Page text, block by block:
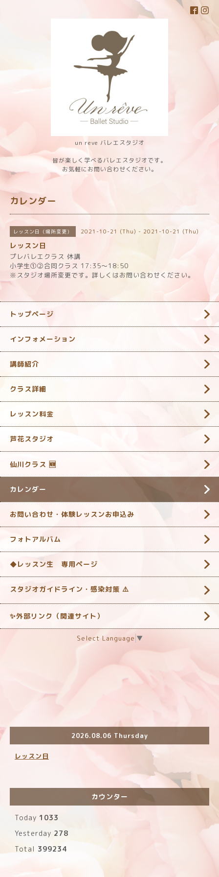
un reve バレエスタジオ
皆が楽しく学べるバレエスタジオです。
お気軽にお問い合わせください。
カレンダー
レッスン日（場所変更） 2021-10-21 (Thu) - 2021-10-21 (Thu)
レッスン日
プレバレエクラス 休講
小学生①②合同クラス 17:35〜18:50
※スタジオ場所変更です。詳しくはお問い合わせください。
トップページ
インフォメーション
講師紹介
クラス詳細
レッスン料金
芦花スタジオ
仙川クラス 🆕
カレンダー
お問い合わせ・体験レッスンお申込み
フォトアルバム
◆レッスン生 専用ページ
スタジオガイドライン・感染対策 ‎⚠️
✨外部リンク（関連サイト）
Select Language ▼
2026.08.06 Thursday
レッスン日
カウンター
Today 1033
Yesterday 278
Total 399234